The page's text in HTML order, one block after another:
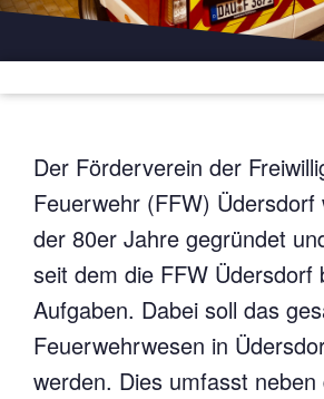
Der Förderverein der
Feuerwehr (FFW) Üdersdorf
der 80er Jahre gegründet
seit dem die FFW Üdersdorf
Aufgaben. Dabei soll das
Feuerwehrwesen in
werden. Dies umfasst neben